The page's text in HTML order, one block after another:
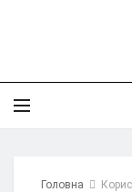
Головна